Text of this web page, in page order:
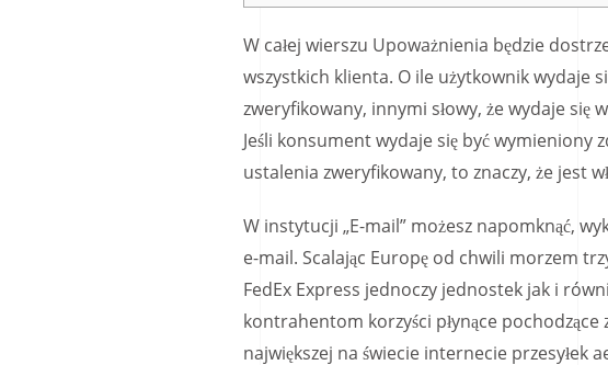
W całej wierszu Upoważnienia będzie
wszystkich klienta. O ile użytkownik wydaje
zweryfikowany, innymi słowy, że wydaje się
Jeśli konsument wydaje się być wymieniony
ustalenia zweryfikowany, to znaczy, że jest
W instytucji „E-mail” możesz napomknąć,
e-mail. Scalając Europę od chwili morzem
FedEx Express jednoczy jednostek jak i
kontrahentom korzyści płynące
największej na świecie internecie przesyłek